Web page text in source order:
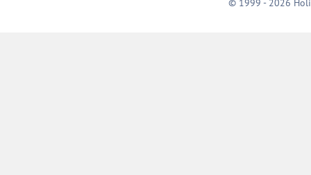
© 1999 - 2026